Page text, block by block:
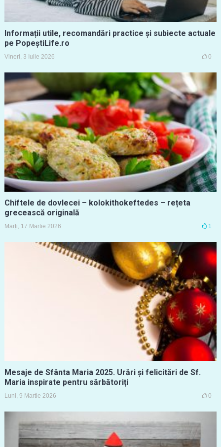
Informații utile, recomandări practice și subiecte actuale
pe PopeștiLife.ro
Vineri, 3 Iulie 2026 0
Chiftele de dovlecei – kolokithokeftedes – rețeta
grecească originală
Marți, 17 Martie 2026 1
Mesaje de Sfânta Maria 2025. Urări și felicitări de Sf.
Maria inspirate pentru sărbătoriți
Luni, 9 Martie 2026 0